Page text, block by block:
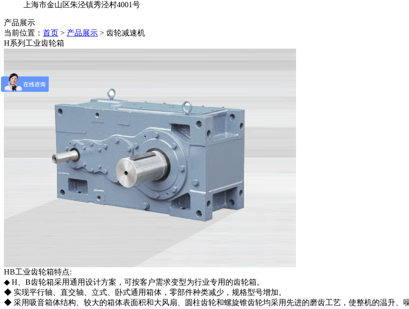
上海市金山区朱泾镇秀泾村4001号
产品展示
当前位置： 首页 > 产品展示 > 齿轮减速机
H系列工业齿轮箱
HB工业齿轮箱特点:
◆ H、B齿轮箱采用通用设计方案，可按客户需求变型为行业专用的齿轮箱。
◆ 实现平行轴、直交轴、立式、卧式通用箱体，零部件种类减少，规格型号增加。
◆ 采用吸音箱体结构、较大的箱体表面积和大风扇、圆柱齿轮和螺旋锥齿轮均采用先进的磨齿工艺，使整机的温升、